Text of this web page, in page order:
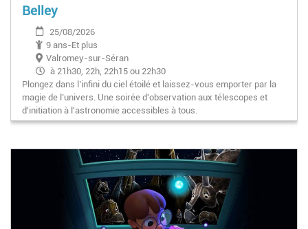
Belley
25/08/2026
9 ans-Et plus
Valromey-sur-Séran
à 21h30, 22h, 22h15 ou 22h30
Plongez dans l’infini du ciel étoilé et laissez-vous emporter par la
magie de l’univers. Une soirée d'observation aux télescopes et
d'initiation à l'astronomie accessibles à tous.